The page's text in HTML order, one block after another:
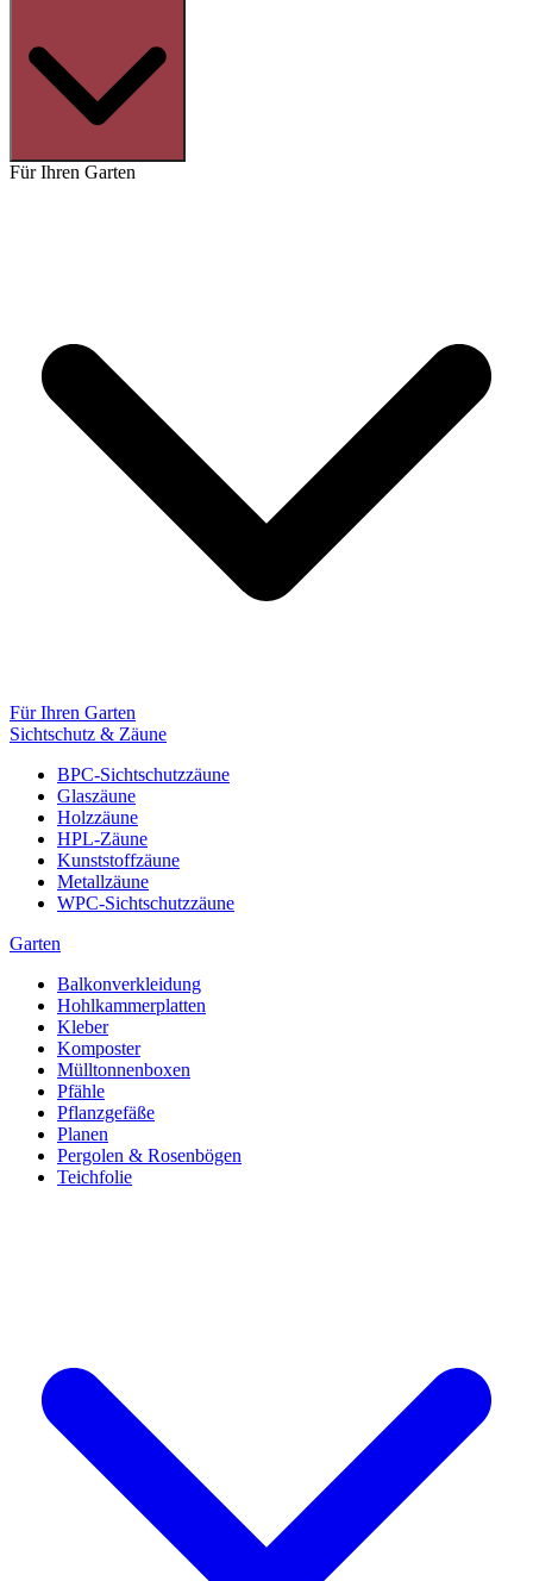
Für Ihren Garten
Für Ihren Garten
Sichtschutz & Zäune
BPC-Sichtschutzzäune
Glaszäune
Holzzäune
HPL-Zäune
Kunststoffzäune
Metallzäune
WPC-Sichtschutzzäune
Garten
Balkonverkleidung
Hohlkammerplatten
Kleber
Komposter
Mülltonnenboxen
Pfähle
Pflanzgefäße
Planen
Pergolen & Rosenbögen
Teichfolie